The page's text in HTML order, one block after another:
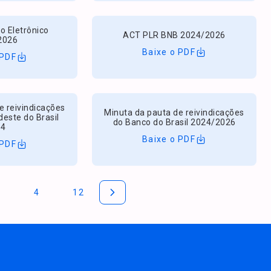
Eletrônico
ACT PLR BNB 2024/2026
Baixe o PDF
reivindicações
do Brasil
Minuta da pauta de reivindicações
do Banco do Brasil 2024/2026
Baixe o PDF
4 12